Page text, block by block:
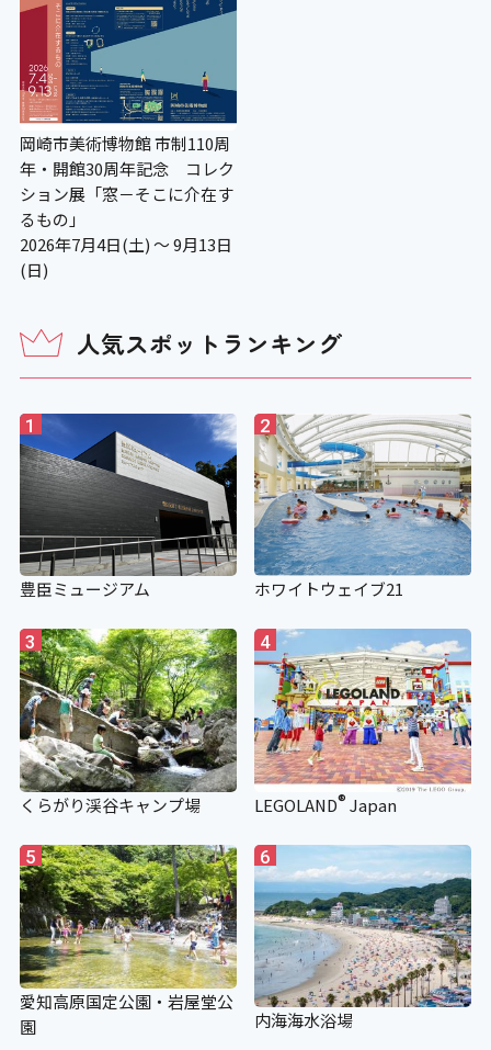
〇
ベビーカーの貸し出し
×
老眼鏡の貸し出し
授乳コーナー
〇
補助犬の入場可
〇
補助犬用のトイレ
〇
施設の点字案内
×
階段手すり点字シート
×
視覚障がい者誘導用ブロック
岡崎市美術博物館 市制110周
年・開館30周年記念 コレク
ション展「窓－そこに介在す
るもの」
2026年7月4日(土) ～ 9月13日
(日)
人気スポットランキング
1
豊臣ミュージアム
2
ホワイトウェイブ21
3
くらがり渓谷キャンプ場
4
LEGOLAND®Japan
5
愛知高原国定公園・岩屋堂公
園
6
内海海水浴場